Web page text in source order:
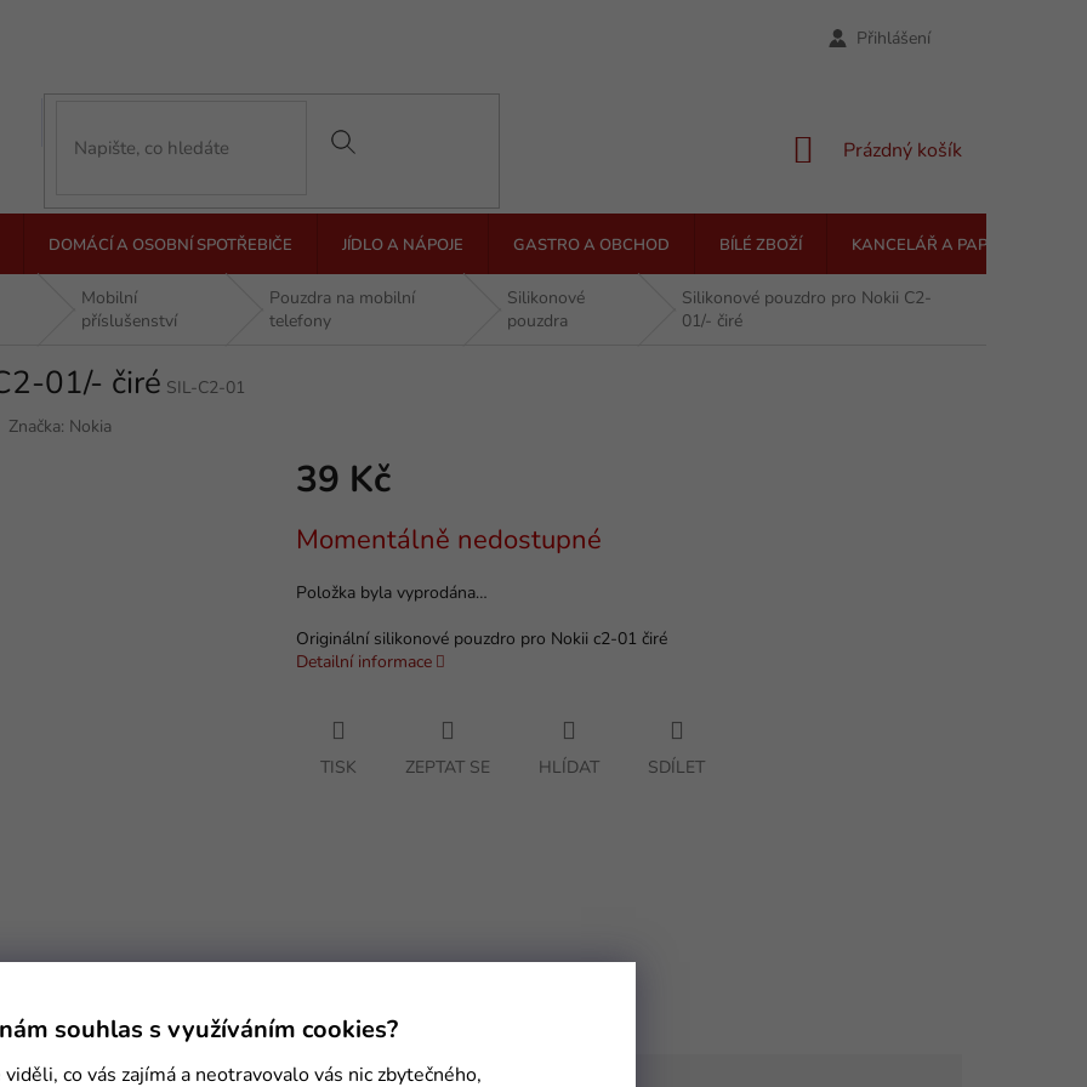
souhlas s využíváním cookies?
co vás zajímá a neotravovalo vás nic zbytečného,
Přihlášení
NÁKUPNÍ
Prázdný košík
DOMÁCÍ A OSOBNÍ SPOTŘEBIČE JÍDLO A NÁPOJE GASTRO A OBCHOD BÍLÉ ZBOŽÍ KANCELÁŘ A PAPÍRNICTVÍ
Mobilní
příslušenství
Pouzdra na mobilní
telefony
Silikonové
pouzdra
Silikonové pouzdro pro Nokii C2-
01/- čiré
01/- čiré SIL-C2-01
Značka: Nokia
39 Kč
cena:
Momentálně nedostupné
Položka byla vyprodána…
Originální silikonové pouzdro pro Nokii c2-01 čiré
Detailní informace
TISK ZEPTAT SE HLÍDAT SDÍLET